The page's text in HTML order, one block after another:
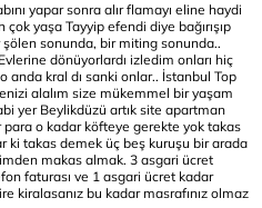
yapar sonra alır flamayı eline haydi
yaşa Tayyip efendi diye bağırışıp
sonunda, bir miting sonunda..
dönüyorlardı izledim onları hiç
anda kral dı sanki onlar.. İstanbul Top
alalım size mükemmel bir yaşam
yer Beylikdüzü artık site apartman
o kadar köfteye gerekte yok takas
ki takas demek üç beş kuruşu bir arada
makas almak. 3 asgari ücret
faturası ve 1 asgari ücret kadar
kiralasanız bu kadar masrafınız olmaz